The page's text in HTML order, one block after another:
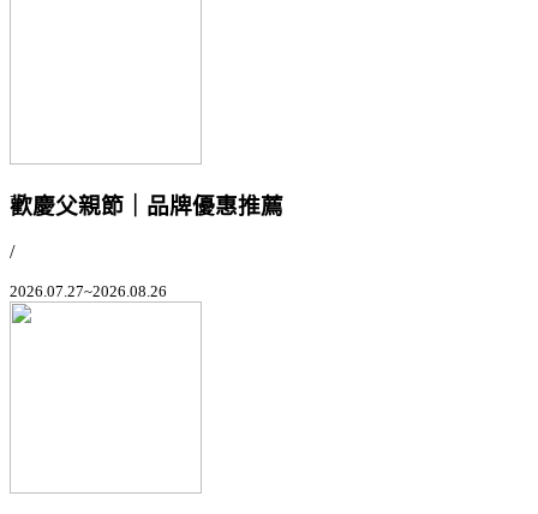
歡慶父親節｜品牌優惠推薦
/
2026.07.27~2026.08.26